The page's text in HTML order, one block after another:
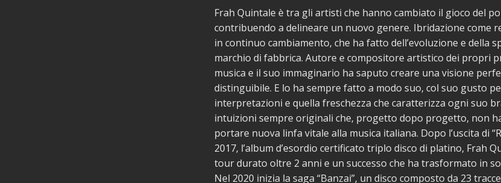
Frah Quintale è tra gli artisti che hanno cambiato il gioco del
contribuendo a delineare un nuovo genere. Ibridazione come
in continuo cambiamento, che ha fatto dell’evoluzione e della
marchio di fabbrica. Autore e compositore artistico dei propri
musica e il suo immaginario ha saputo creare una visione
distinguibile. E lo ha sempre fatto a modo suo, col suo gusto
interpretazioni e quella freschezza che caratterizza ogni suo
intuizioni sempre originali che, progetto dopo progetto, non
portare nuova linfa vitale alla musica italiana. Dopo l’uscita di
2017, l’album d’esordio certificato triplo disco di platino, Frah
tour durato oltre 2 anni e un successo che ha trasformato in
Nel 2020 inizia la saga “Banzai”, un disco composto da 23